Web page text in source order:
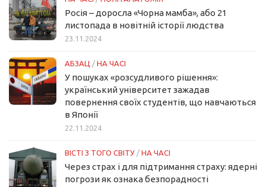
Росія – доросла «Чорна мамба», або 21
листопада в новітній історії людства
23.11.2024
АБЗАЦ / НА ЧАСІ
У пошуках «розсудливого рішення»:
український університет зажадав
повернення своїх студентів, що навчаються
в Японії
22.11.2024
ВІСТІ З ТОГО СВІТУ / НА ЧАСІ
Через страх і для підтримання страху: ядерні
погрози як ознака безпорадності